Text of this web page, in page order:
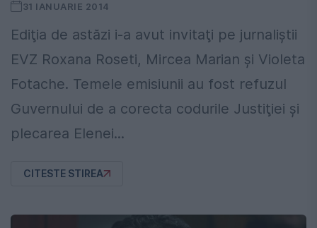
31 IANUARIE 2014
Ediţia de astăzi i-a avut invitaţi pe jurnaliştii
EVZ Roxana Roseti, Mircea Marian şi Violeta
Fotache. Temele emisiunii au fost refuzul
Guvernului de a corecta codurile Justiţiei şi
plecarea Elenei...
CITESTE STIREA